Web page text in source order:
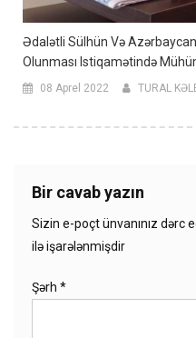
Ədalətli Sülhün Və
Olunması Istiqamətində
08 Aprel 2022 TURAL
Bir cavab yazın
Sizin e-poçt ünvanınız dərc
ilə işarələnmişdir
Şərh *